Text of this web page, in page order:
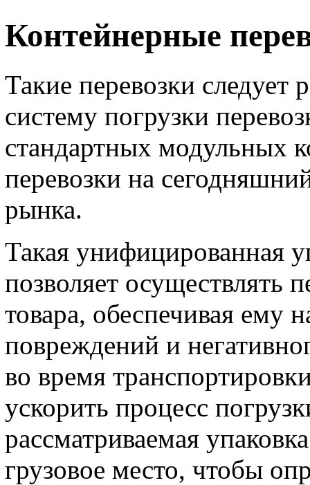
Контейнерные
Такие перевозки следует
систему погрузки
стандартных модульных
перевозки на
рынка.
Такая унифицированная
позволяет осуществлять
товара, обеспечивая ему
повреждений и
во время
ускорить процесс
рассматриваемая
грузовое место, чтобы